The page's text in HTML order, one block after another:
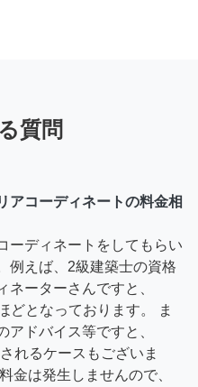
質問
アコーディネートの料金相
ーディネートをしてもらい
例えば、2級建築士の資格
ネーターさんですと、
どとなっております。 ま
アドバイス等ですと、
れるケースもございま
金は発生しませんので、